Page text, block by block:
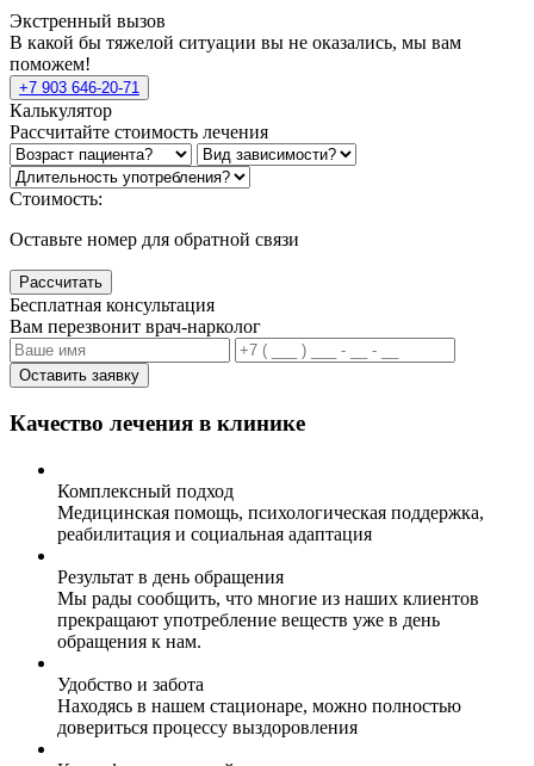
Экстренный вызов
В какой бы тяжелой ситуации вы не оказались, мы вам
поможем!
+7 903 646-20-71
Калькулятор
Рассчитайте стоимость лечения
Стоимость:
Оставьте номер для обратной связи
Рассчитать
Бесплатная консультация
Вам перезвонит врач-нарколог
Оставить заявку
Качество лечения в клинике
Комплексный подход
Медицинская помощь, психологическая поддержка,
реабилитация и социальная адаптация
Результат в день обращения
Мы рады сообщить, что многие из наших клиентов
прекращают употребление веществ уже в день
обращения к нам.
Удобство и забота
Находясь в нашем стационаре, можно полностью
довериться процессу выздоровления